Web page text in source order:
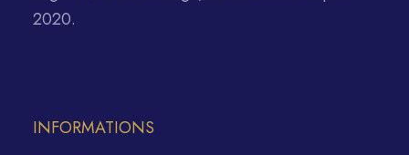
2020.
INFORMATIONS